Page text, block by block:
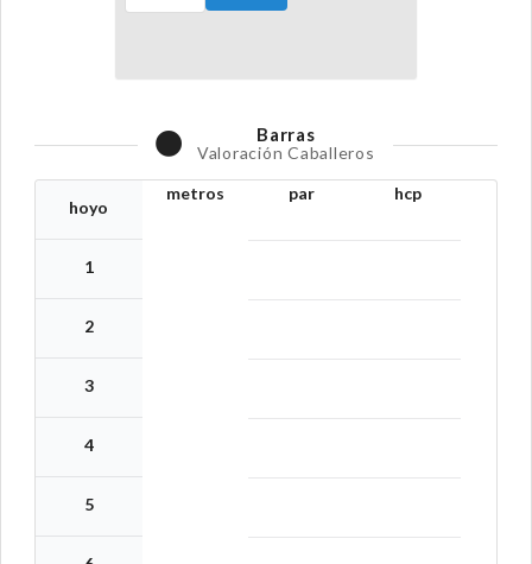
Barras
Valoración Caballeros
hoyo
1
2
3
4
5
metros par hcp